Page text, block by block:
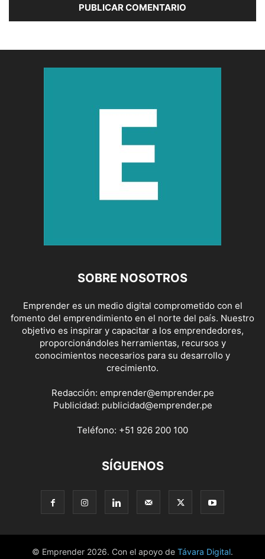
SOBRE NOSOTROS
Emprender es un medio digital comprometido con el
fomento del emprendimiento en el norte del país. Nuestro
objetivo es inspirar y capacitar a los emprendedores,
proporcionándoles herramientas, recursos y
conocimientos necesarios para su desarrollo y
crecimiento.
Redacción: emprender@emprender.pe
Publicidad: publicidad@emprender.pe
Teléfono: +51 926 200 100
SÍGUENOS
© Emprender 2026. Con el apoyo de Távara Digital.